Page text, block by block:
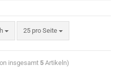
25 pro Seite
insgesamt5Artikeln)